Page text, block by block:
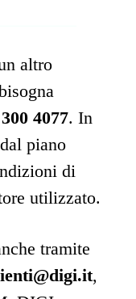
altro
4077. In
piano
di
utilizzato.
tramite
,